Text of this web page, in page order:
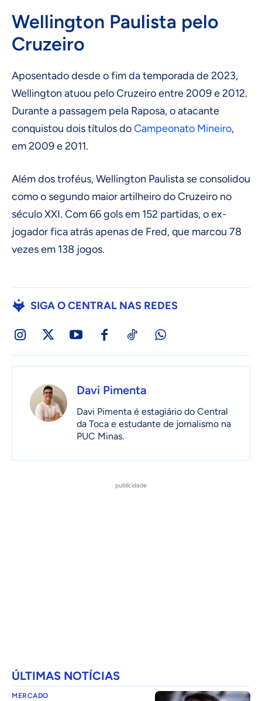
Wellington Paulista pelo
Cruzeiro
Aposentado desde o fim da temporada de 2023,
Wellington atuou pelo Cruzeiro entre 2009 e 2012.
Durante a passagem pela Raposa, o atacante
conquistou dois títulos doCampeonato Mineiro,
em 2009 e 2011.
Além dos troféus, Wellington Paulista se consolidou
como o segundo maior artilheiro do Cruzeiro no
século XXI. Com 66 gols em 152 partidas, o ex-
jogador fica atrás apenas de Fred, que marcou 78
vezes em 138 jogos.
SIGA O CENTRAL NAS REDES
Davi Pimenta
Davi Pimenta é estagiário do Central
da Toca e estudante de jornalismo na
PUC Minas.
publicidade
ÚLTIMAS NOTÍCIAS
MERCADO